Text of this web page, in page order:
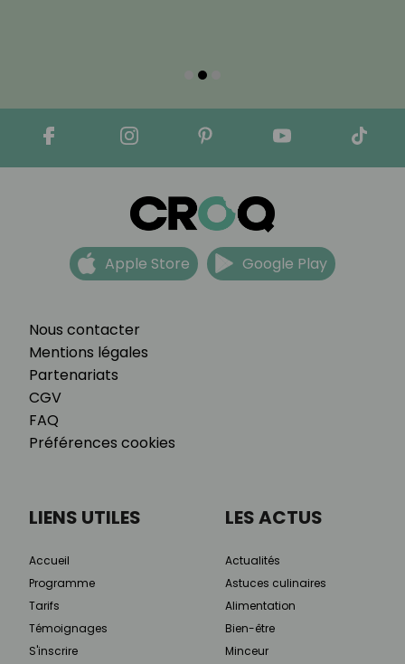
Nous contacter
Mentions légales
Partenariats
CGV
FAQ
Préférences cookies
Apple Store Google Play
LIENS UTILES
Accueil
Programme
Tarifs
Témoignages
S'inscrire
LES ACTUS
Actualités
Astuces culinaires
Alimentation
Bien-être
Minceur